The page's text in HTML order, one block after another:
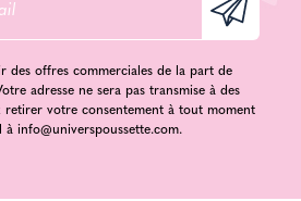
des offres commerciales de la part de
adresse ne sera pas transmise à des
retirer votre consentement à tout moment
à info@universpoussette.com.